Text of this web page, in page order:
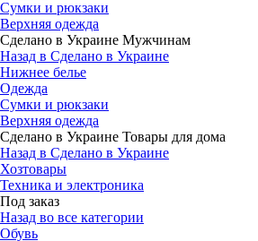
Сумки и рюкзаки
Верхняя одежда
Сделано в Украине Мужчинам
Назад в Сделано в Украине
Нижнее белье
Одежда
Сумки и рюкзаки
Верхняя одежда
Сделано в Украине Товары для дома
Назад в Сделано в Украине
Хозтовары
Техника и электроника
Под заказ
Назад во все категории
Обувь